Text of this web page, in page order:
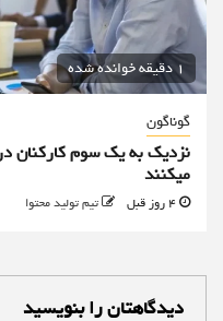
1 دقیقه خوانده شده
گوناگون
نزدیک به یک سوم کارکنان
میکنند
تیم تولید محتوا
دیدگاهتان را بنویسید